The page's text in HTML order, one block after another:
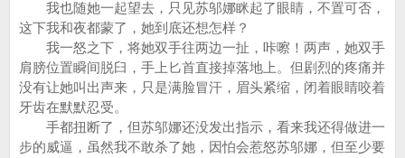
我也随她一起望去，只见苏邬娜眯起了眼睛，不置可否，
这下我和夜都蒙了，她到底还想怎样？
我一怒之下，将她双手往两边一扯，咔嚓！两声，她双手
肩膀位置瞬间脱臼，手上匕首直接掉落地上。但剧烈的疼痛并
没有让她叫出声来，只是满脸冒汗，眉头紧缩，闭着眼睛咬着
牙齿在默默忍受。
手都扭断了，但苏邬娜还没发出指示，看来我还得做进一
步的威逼，虽然我不敢杀了她，因怕会惹怒苏邬娜，但至少要